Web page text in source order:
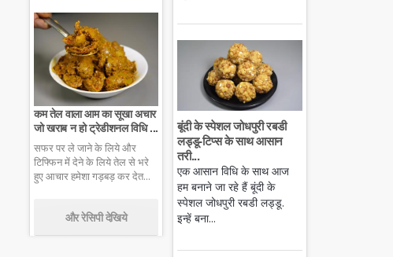
कम तेल वाला आम का सूखा अचार
जो खराब न हो ट्रेडीशनल विधि ...
सफर पर ले जाने के लिये और
टिफ्फिन में देने के लिये तेल से भरे
हुए आचार हमेशा गड़बड़ कर देत...
और रेसिपी देखिये
बूंदी के स्पेशल जोधपुरी रबडी
लड्डू-टिप्स के साथ आसान
तरी...
एक आसान विधि के साथ आज
हम बनाने जा रहे हैं बूंदी के
स्पेशल जोधपुरी रबडी लड्डू.
इन्हें बना...